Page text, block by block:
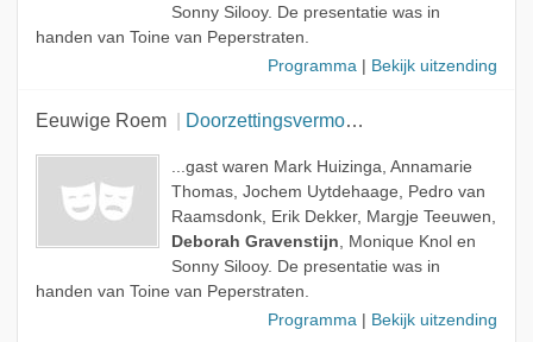
Sonny Silooy. De presentatie was in
handen van Toine van Peperstraten.
Programma
Bekijk uitzending
Eeuwige Roem Doorzettingsvermogen
...gast waren Mark Huizinga, Annamarie
Thomas, Jochem Uytdehaage, Pedro van
Raamsdonk, Erik Dekker, Margje Teeuwen,
Deborah Gravenstijn, Monique Knol en
Sonny Silooy. De presentatie was in
handen van Toine van Peperstraten.
Programma
Bekijk uitzending